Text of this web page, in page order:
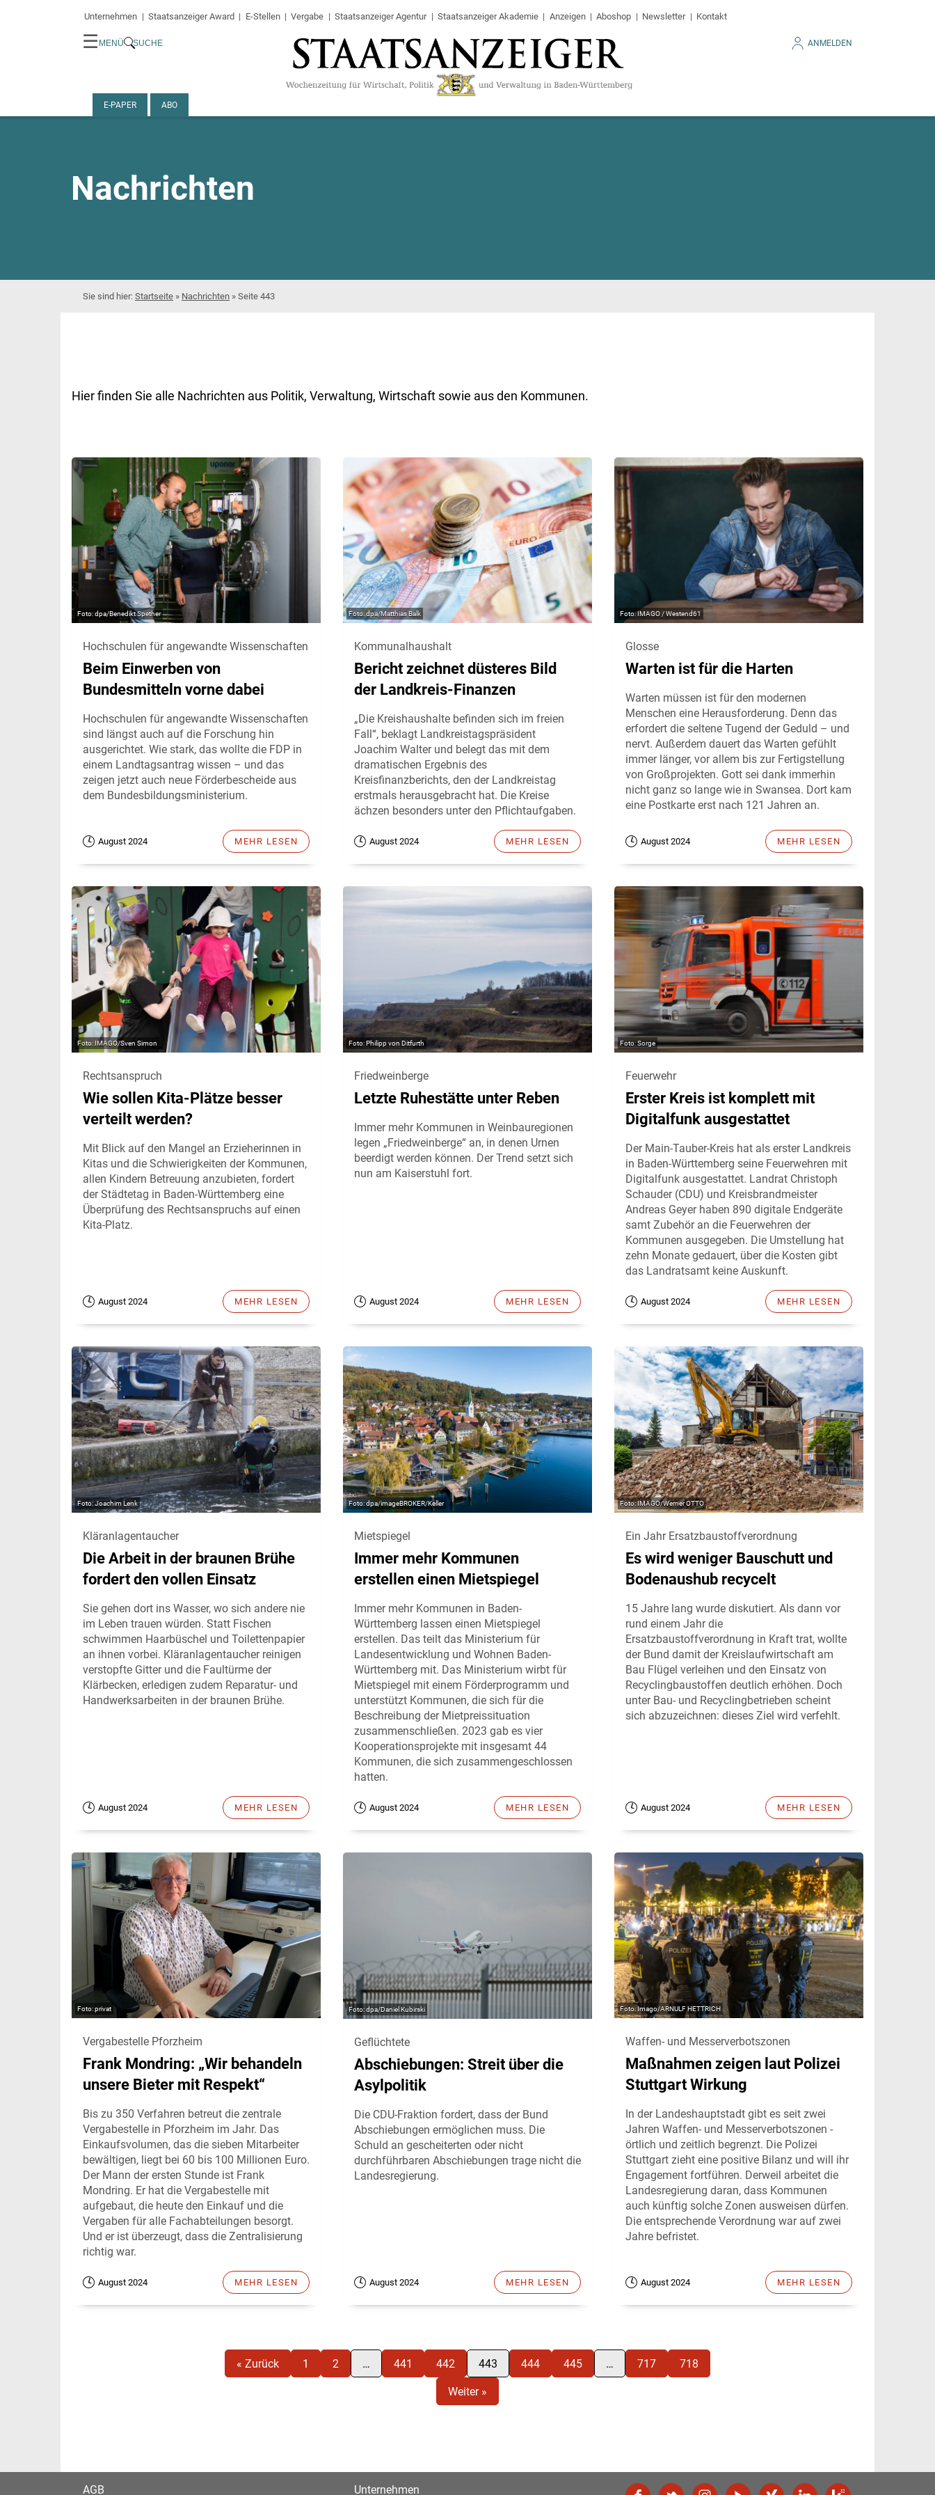
Unternehmen Staatsanzeiger Award E-Stellen Vergabe Staatsanzeiger Agentur Staatsanzeiger Akademie Anzeigen Aboshop Newsletter Kontakt
☰ MENÜ SUCHE ANMELDEN
E-PAPER ABO
Nachrichten
Startseite » Nachrichten » Seite 443
Hier finden Sie alle Nachrichten aus Politik, Verwaltung, Wirtschaft sowie aus den Kommunen.
dpa/Benedikt Spether
Hochschulen für angewandte Wissenschaften
Beim Einwerben von
Bundesmitteln vorne dabei
Hochschulen für angewandte Wissenschaften
sind längst auch auf die Forschung hin
ausgerichtet. Wie stark, das wollte die FDP in
einem Landtagsantrag wissen – und das
zeigen jetzt auch neue Förderbescheide aus
dem Bundesbildungsministerium.
August 2024 MEHR LESEN
dpa/Matthias Balk
Kommunalhaushalt
Bericht zeichnet düsteres Bild
der Landkreis-Finanzen
„Die Kreishaushalte befinden sich im freien
Fall“, beklagt Landkreistagspräsident
Joachim Walter und belegt das mit dem
dramatischen Ergebnis des
Kreisfinanzberichts, den der Landkreistag
erstmals herausgebracht hat. Die Kreise
ächzen besonders unter den Pflichtaufgaben.
August 2024 MEHR LESEN
IMAGO / Westend61
Glosse
Warten ist für die Harten
Warten müssen ist für den modernen
Menschen eine Herausforderung. Denn das
erfordert die seltene Tugend der Geduld – und
nervt. Außerdem dauert das Warten gefühlt
immer länger, vor allem bis zur Fertigstellung
von Großprojekten. Gott sei dank immerhin
nicht ganz so lange wie in Swansea. Dort kam
eine Postkarte erst nach 121 Jahren an.
August 2024 MEHR LESEN
IMAGO/Sven Simon
Rechtsanspruch
Wie sollen Kita-Plätze besser
verteilt werden?
Mit Blick auf den Mangel an Erzieherinnen in
Kitas und die Schwierigkeiten der Kommunen,
allen Kindern Betreuung anzubieten, fordert
der Städtetag in Baden-Württemberg eine
Überprüfung des Rechtsanspruchs auf einen
Kita-Platz.
August 2024 MEHR LESEN
Philipp von Ditfurth
Friedweinberge
Letzte Ruhestätte unter Reben
Immer mehr Kommunen in Weinbauregionen
legen „Friedweinberge“ an, in denen Urnen
beerdigt werden können. Der Trend setzt sich
nun am Kaiserstuhl fort.
August 2024 MEHR LESEN
Sorge
Feuerwehr
Erster Kreis ist komplett mit
Digitalfunk ausgestattet
Der Main-Tauber-Kreis hat als erster Landkreis
in Baden-Württemberg seine Feuerwehren mit
Digitalfunk ausgestattet. Landrat Christoph
Schauder (CDU) und Kreisbrandmeister
Andreas Geyer haben 890 digitale Endgeräte
samt Zubehör an die Feuerwehren der
Kommunen ausgegeben. Die Umstellung hat
zehn Monate gedauert, über die Kosten gibt
das Landratsamt keine Auskunft.
August 2024 MEHR LESEN
Joachim Lenk
Kläranlagentaucher
Die Arbeit in der braunen Brühe
fordert den vollen Einsatz
Sie gehen dort ins Wasser, wo sich andere nie
im Leben trauen würden. Statt Fischen
schwimmen Haarbüschel und Toilettenpapier
an ihnen vorbei. Kläranlagentaucher reinigen
verstopfte Gitter und die Faultürme der
Klärbecken, erledigen zudem Reparatur- und
Handwerksarbeiten in der braunen Brühe.
August 2024 MEHR LESEN
dpa/imageBROKER/Keller
Mietspiegel
Immer mehr Kommunen
erstellen einen Mietspiegel
Immer mehr Kommunen in Baden-
Württemberg lassen einen Mietspiegel
erstellen. Das teilt das Ministerium für
Landesentwicklung und Wohnen Baden-
Württemberg mit. Das Ministerium wirbt für
Mietspiegel mit einem Förderprogramm und
unterstützt Kommunen, die sich für die
Beschreibung der Mietpreissituation
zusammenschließen. 2023 gab es vier
Kooperationsprojekte mit insgesamt 44
Kommunen, die sich zusammengeschlossen
hatten.
August 2024 MEHR LESEN
IMAGO/Werner OTTO
Ein Jahr Ersatzbaustoffverordnung
Es wird weniger Bauschutt und
Bodenaushub recycelt
15 Jahre lang wurde diskutiert. Als dann vor
rund einem Jahr die
Ersatzbaustoffverordnung in Kraft trat, wollte
der Bund damit der Kreislaufwirtschaft am
Bau Flügel verleihen und den Einsatz von
Recyclingbaustoffen deutlich erhöhen. Doch
unter Bau- und Recyclingbetrieben scheint
sich abzuzeichnen: dieses Ziel wird verfehlt.
August 2024 MEHR LESEN
privat
Vergabestelle Pforzheim
Frank Mondring: „Wir behandeln
unsere Bieter mit Respekt“
Bis zu 350 Verfahren betreut die zentrale
Vergabestelle in Pforzheim im Jahr. Das
Einkaufsvolumen, das die sieben Mitarbeiter
bewältigen, liegt bei 60 bis 100 Millionen Euro.
Der Mann der ersten Stunde ist Frank
Mondring. Er hat die Vergabestelle mit
aufgebaut, die heute den Einkauf und die
Vergaben für alle Fachabteilungen besorgt.
Und er ist überzeugt, dass die Zentralisierung
richtig war.
August 2024 MEHR LESEN
dpa/Daniel Kubirski
Geflüchtete
Abschiebungen: Streit über die
Asylpolitik
Die CDU-Fraktion fordert, dass der Bund
Abschiebungen ermöglichen muss. Die
Schuld an gescheiterten oder nicht
durchführbaren Abschiebungen trage nicht die
Landesregierung.
August 2024 MEHR LESEN
Imago/ARNULF HETTRICH
Waffen- und Messerverbotszonen
Maßnahmen zeigen laut Polizei
Stuttgart Wirkung
In der Landeshauptstadt gibt es seit zwei
Jahren Waffen- und Messerverbotszonen -
örtlich und zeitlich begrenzt. Die Polizei
Stuttgart zieht eine positive Bilanz und will ihr
Engagement fortführen. Derweil arbeitet die
Landesregierung daran, dass Kommunen
auch künftig solche Zonen ausweisen dürfen.
Die entsprechende Verordnung war auf zwei
Jahre befristet.
August 2024 MEHR LESEN
« Zurück 1 2 … 441 442 443 444 445 … 717 718
Weiter »
AGB Unternehmen